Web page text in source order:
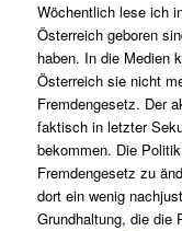
Wöchentlich lese ich
Österreich geboren
haben. In die Medien
Österreich sie nicht
Fremdengesetz. Der
faktisch in letzter
bekommen. Die
Fremdengesetz zu
dort ein wenig
Grundhaltung, die die